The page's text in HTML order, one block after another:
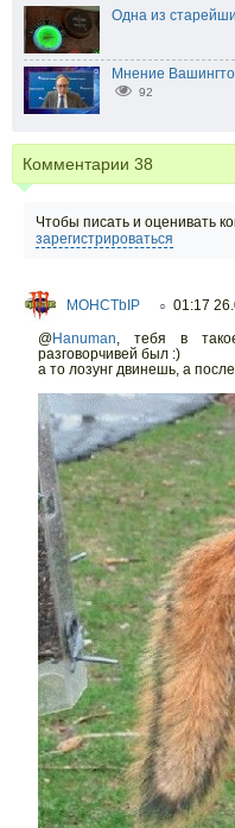
Одна из
Мнение
92
Комментарии 38
Чтобы писать и оценивать
зарегистрироваться
MOHCTbIP ○ 01:17
@Hanuman, тебя в
разговорчивей был :)
а то лозунг двинешь, а